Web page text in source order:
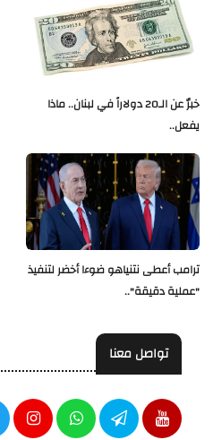
خبرٌ عن الـ20 دولاراً في لبنان.. ماذا
يفعل..
ترامب أعطى نتنياهو ضوءا أخضر لتنفيذ
"عملية دقيقة"..
تواصل معنا